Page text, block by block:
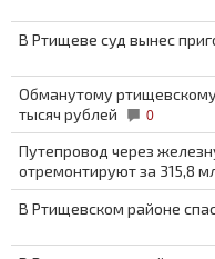
В Ртищеве суд вынес
Обманутому
тысяч рублей
0
Путепровод через
отремонтируют за 315,8
В Ртищевском районе